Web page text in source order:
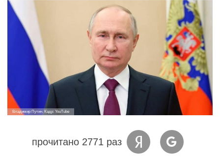
Владимир Путин. Кадр: YouTube
прочитано 2771 раз